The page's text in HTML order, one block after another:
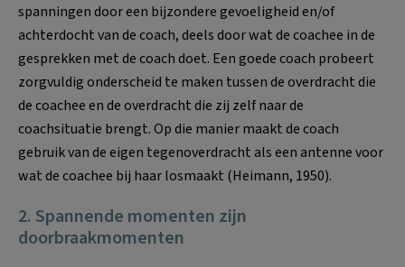
spanningen door een bijzondere gevoeligheid en/of
achterdocht van de coach, deels door wat de coachee in de
gesprekken met de coach doet. Een goede coach probeert
zorgvuldig onderscheid te maken tussen de overdracht die
de coachee en de overdracht die zij zelf naar de
coachsituatie brengt. Op die manier maakt de coach
gebruik van de eigen tegenoverdracht als een antenne voor
wat de coachee bij haar losmaakt (Heimann, 1950).
2. Spannende momenten zijn
doorbraakmomenten